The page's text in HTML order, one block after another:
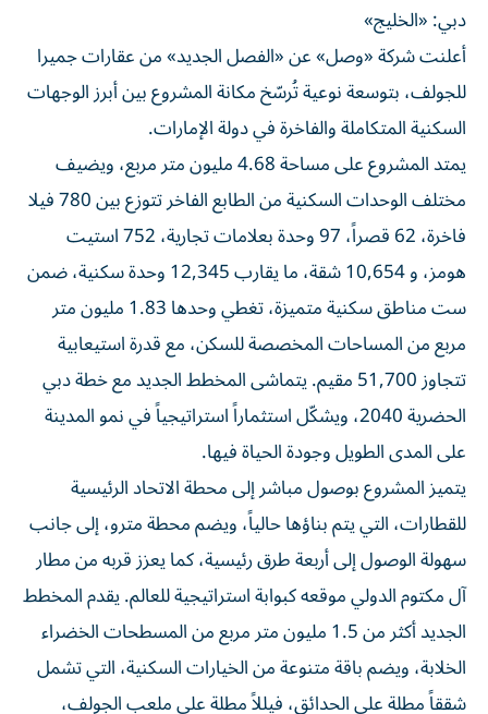
دبي: «الخليج»
أعلنت شركة «وصل» عن «الفصل الجديد» من عقارات جميرا
للجولف، بتوسعة نوعية تُرسّخ مكانة المشروع بين أبرز الوجهات
السكنية المتكاملة والفاخرة في دولة الإمارات.
يمتد المشروع على مساحة 4.68 مليون متر مربع، ويضيف
مختلف الوحدات السكنية من الطابع الفاخر تتوزع بين 780 فيلا
فاخرة، 62 قصراً، 97 وحدة بعلامات تجارية، 752 استيت
هومز، و 10,654 شقة، ما يقارب 12,345 وحدة سكنية، ضمن
ست مناطق سكنية متميزة، تغطي وحدها 1.83 مليون متر
مربع من المساحات المخصصة للسكن، مع قدرة استيعابية
تتجاوز 51,700 مقيم. يتماشى المخطط الجديد مع خطة دبي
الحضرية 2040، ويشكّل استثماراً استراتيجياً في نمو المدينة
على المدى الطويل وجودة الحياة فيها.
يتميز المشروع بوصول مباشر إلى محطة الاتحاد الرئيسية
للقطارات، التي يتم بناؤها حالياً، ويضم محطة مترو، إلى جانب
سهولة الوصول إلى أربعة طرق رئيسية، كما يعزز قربه من مطار
آل مكتوم الدولي موقعه كبوابة استراتيجية للعالم. يقدم المخطط
الجديد أكثر من 1.5 مليون متر مربع من المسطحات الخضراء
الخلابة، ويضم باقة متنوعة من الخيارات السكنية، التي تشمل
شققاً مطلة على الحدائق، فيللاً مطلة على ملعب الجولف،